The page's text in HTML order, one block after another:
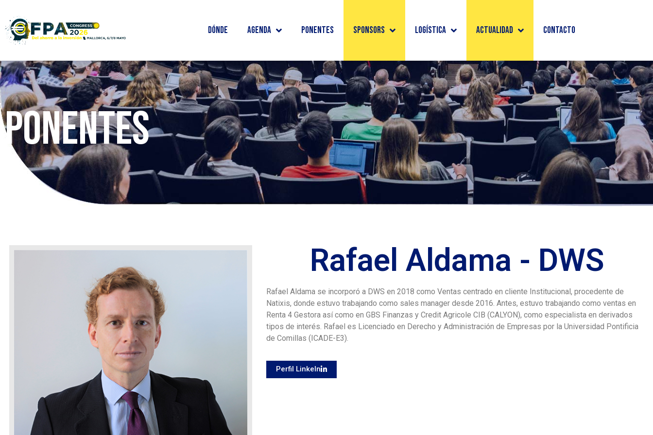
Dónde Agenda Ponentes Sponsors Logística Actualidad Contacto
PONENTES
Rafael Aldama - DWS
Rafael Aldama se incorporó a DWS en 2018 como Ventas centrado en cliente Institucional, procedente de
Natixis, donde estuvo trabajando como sales manager desde 2016. Antes, estuvo trabajando como ventas en
Renta 4 Gestora así como en GBS Finanzas y Credit Agricole CIB (CALYON), como especialista en derivados
tipos de interés. Rafael es Licenciado en Derecho y Administración de Empresas por la Universidad Pontificia
de Comillas (ICADE-E3).
Perfil LinkeIn